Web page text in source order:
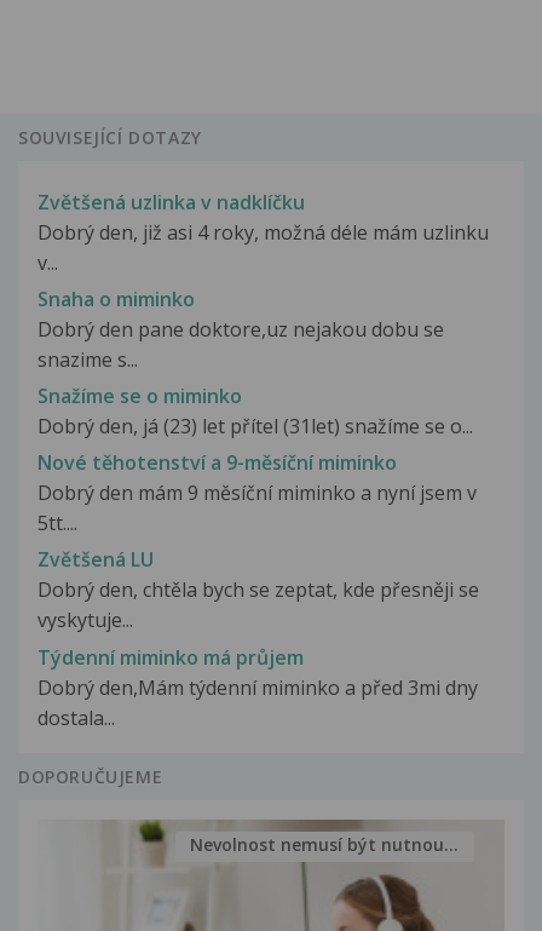
SOUVISEJÍCÍ DOTAZY
Zvětšená uzlinka v nadklíčku
Dobrý den, již asi 4 roky, možná déle mám uzlinku
v...
Snaha o miminko
Dobrý den pane doktore,uz nejakou dobu se
snazime s...
Snažíme se o miminko
Dobrý den, já (23) let přítel (31let) snažíme se o...
Nové těhotenství a 9-měsíční miminko
Dobrý den mám 9 měsíční miminko a nyní jsem v
5tt....
Zvětšená LU
Dobrý den, chtěla bych se zeptat, kde přesněji se
vyskytuje...
Týdenní miminko má průjem
Dobrý den,Mám týdenní miminko a před 3mi dny
dostala...
DOPORUČUJEME
Nevolnost nemusí být nutnou...